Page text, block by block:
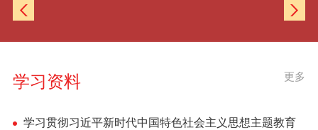
更多
学习资料
学习贯彻习近平新时代中国特色社会主义思想主题教育